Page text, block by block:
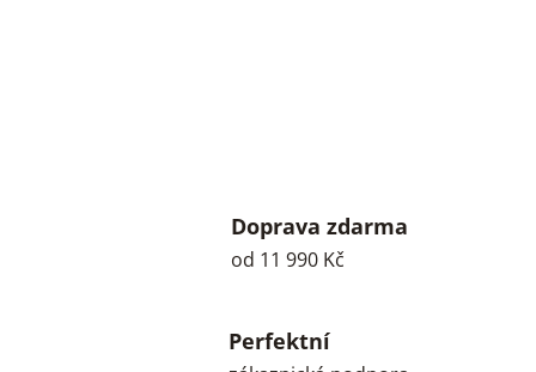
Doprava zdarma
od 11 990 Kč
Perfektní